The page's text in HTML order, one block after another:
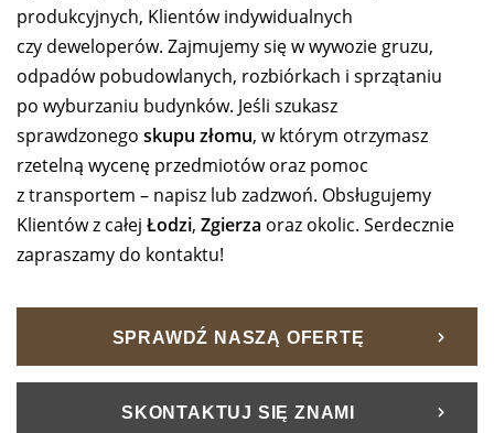
produkcyjnych, Klientów indywidualnych
czy deweloperów. Zajmujemy się w wywozie gruzu,
odpadów pobudowlanych, rozbiórkach i sprzątaniu
po wyburzaniu budynków. Jeśli szukasz
sprawdzonego skupu złomu, w którym otrzymasz
rzetelną wycenę przedmiotów oraz pomoc
z transportem – napisz lub zadzwoń. Obsługujemy
Klientów z całej Łodzi, Zgierza oraz okolic. Serdecznie
zapraszamy do kontaktu!
SPRAWDŹ NASZĄ OFERTĘ
SKONTAKTUJ SIĘ ZNAMI